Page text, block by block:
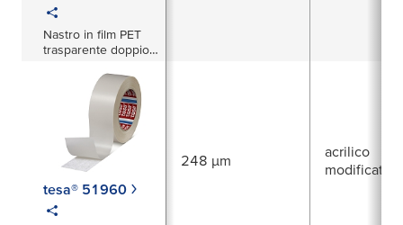
Nastro in film PET
trasparente doppio
tesa® 51960
248 µm
acrilico
modificato